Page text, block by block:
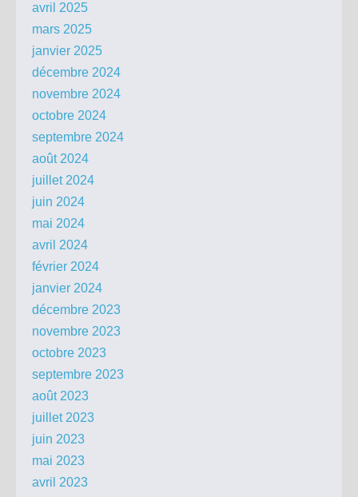
avril 2025
mars 2025
janvier 2025
décembre 2024
novembre 2024
octobre 2024
septembre 2024
août 2024
juillet 2024
juin 2024
mai 2024
avril 2024
février 2024
janvier 2024
décembre 2023
novembre 2023
octobre 2023
septembre 2023
août 2023
juillet 2023
juin 2023
mai 2023
avril 2023